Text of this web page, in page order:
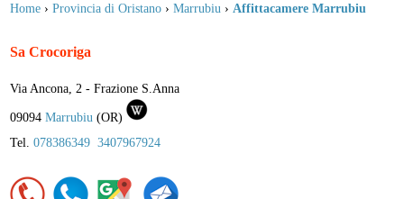
Home › Provincia di Oristano › Marrubiu › Affittacamere Marrubiu
Sa Crocoriga
Via Ancona, 2 - Frazione S.Anna
09094 Marrubiu (OR)
Tel. 078386349 3407967924